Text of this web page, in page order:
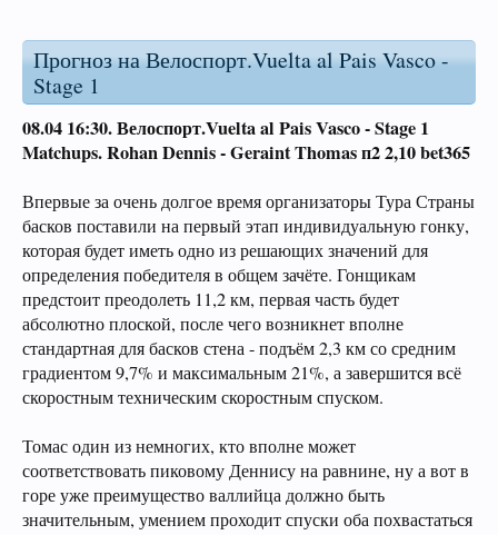
Прогноз на Велоспорт.Vuelta al Pais Vasco -
Stage 1
08.04 16:30.Велоспорт.Vuelta al Pais Vasco - Stage 1
Matchups.Rohan Dennis -Geraint Thomas п2 2,10 bet365
Впервые за очень долгое время организаторы Тура Страны
басков поставили на первый этап индивидуальную гонку,
которая будет иметь одно из решающих значений для
определения победителя в общем зачёте. Гонщикам
предстоит преодолеть 11,2 км, первая часть будет
абсолютно плоской, после чего возникнет вполне
стандартная для басков стена - подъём 2,3 км со средним
градиентом 9,7% и максимальным 21%, а завершится всё
скоростным техническим скоростным спуском.
Томас один из немногих, кто вполне может
соответствовать пиковому Деннису на равнине, ну а вот в
горе уже преимущество валлийца должно быть
значительным, умением проходит спуски оба похвастаться